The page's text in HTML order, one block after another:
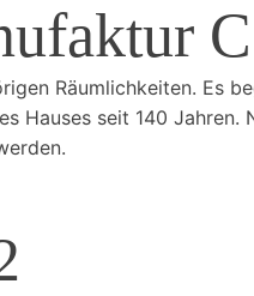
Räumlichkeiten. Es
Hauses seit 140